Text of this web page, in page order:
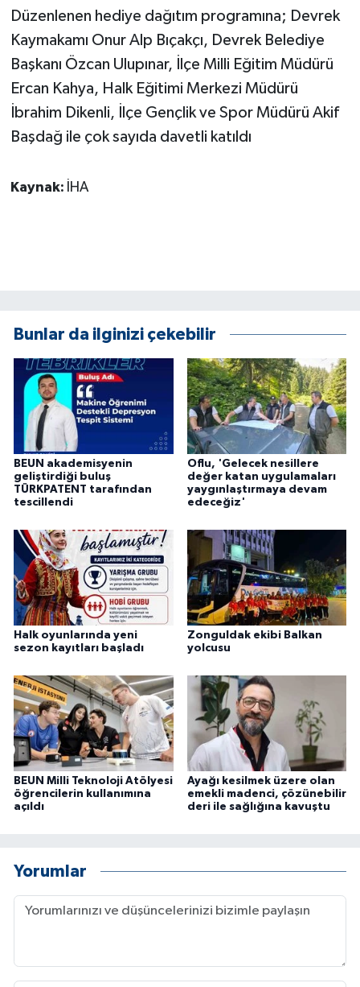
Düzenlenen hediye dağıtım programına; Devrek
Kaymakamı Onur Alp Bıçakçı, Devrek Belediye
Başkanı Özcan Ulupınar, İlçe Milli Eğitim Müdürü
Ercan Kahya, Halk Eğitimi Merkezi Müdürü
İbrahim Dikenli, İlçe Gençlik ve Spor Müdürü Akif
Başdağ ile çok sayıda davetli katıldı
Kaynak: İHA
Bunlar da ilginizi çekebilir
BEUN akademisyenin
geliştirdiği buluş
TÜRKPATENT tarafından
tescillendi
Oflu, 'Gelecek nesillere
değer katan uygulamaları
yaygınlaştırmaya devam
edeceğiz'
Halk oyunlarında yeni
sezon kayıtları başladı
Zonguldak ekibi Balkan
yolcusu
BEUN Milli Teknoloji Atölyesi
öğrencilerin kullanımına
açıldı
Ayağı kesilmek üzere olan
emekli madenci, çözünebilir
deri ile sağlığına kavuştu
Yorumlar
Yerel Haberler